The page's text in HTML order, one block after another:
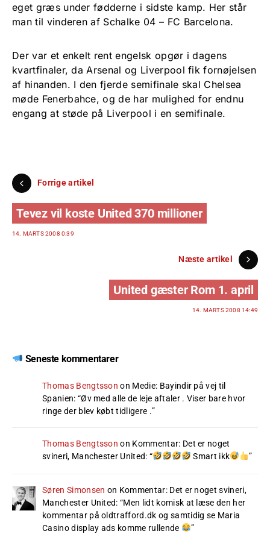
eget græs under fødderne i sidste kamp. Her står
man til vinderen af Schalke 04 – FC Barcelona.
Der var et enkelt rent engelsk opgør i dagens
kvartfinaler, da Arsenal og Liverpool fik fornøjelsen
af hinanden. I den fjerde semifinale skal Chelsea
møde Fenerbahce, og de har mulighed for endnu
engang at støde på Liverpool i en semifinale.
Forrige artikel
Tevez vil koste United 370 millioner
14. MARTS 2008 0:39
Næste artikel
United gæster Rom 1. april
14. MARTS 2008 14:49
Seneste kommentarer
Thomas Bengtsson on Medie: Bayindir på vej til
Spanien: “Øv med alle de leje aftaler . Viser bare hvor
ringe der blev købt tidligere .”
Thomas Bengtsson on Kommentar: Det er noget
svineri, Manchester United: “ Smart ikk ”
Søren Simonsen on Kommentar: Det er noget svineri,
Manchester United: “Men lidt komisk at læse den her
kommentar på oldtrafford.dk og samtidig se Maria
Casino display ads komme rullende
”